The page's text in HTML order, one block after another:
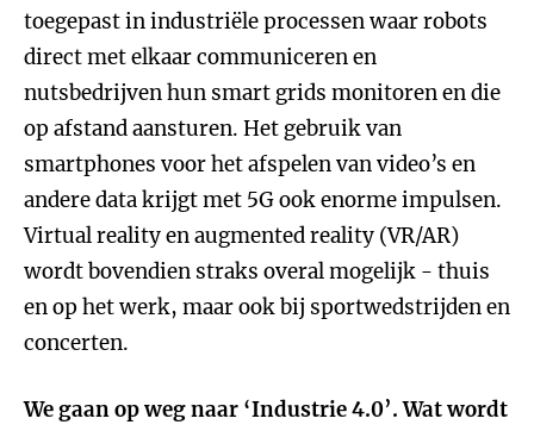
toegepast in industriële processen waar robots
direct met elkaar communiceren en
nutsbedrijven hun smart grids monitoren en die
op afstand aansturen. Het gebruik van
smartphones voor het afspelen van video’s en
andere data krijgt met 5G ook enorme impulsen.
Virtual reality en augmented reality (VR/AR)
wordt bovendien straks overal mogelijk - thuis
en op het werk, maar ook bij sportwedstrijden en
concerten.
We gaan op weg naar ‘Industrie 4.0’. Wat wordt